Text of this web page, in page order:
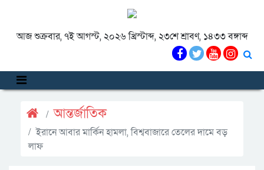
আজ শুক্রবার, ৭ই আগস্ট, ২০২৬ খ্রিস্টাব্দ, ২৩শে শ্রাবণ, ১৪৩৩ বঙ্গাব্দ
আন্তর্জাতিক
ইরানে আবার মার্কিন হামলা, বিশ্ববাজারে তেলের দামে বড়
লাফ